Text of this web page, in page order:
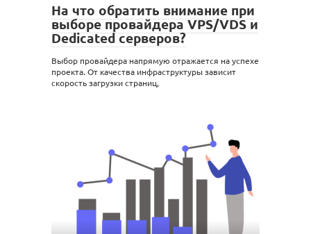
На что обратить внимание при
выборе провайдера VPS/VDS и
Dedicated серверов?
Выбор провайдера напрямую отражается на успехе
проекта. От качества инфраструктуры зависит
скорость загрузки страниц,